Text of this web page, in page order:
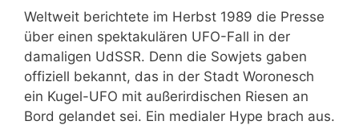
Weltweit berichtete im Herbst 1989 die Presse
über einen spektakulären UFO-Fall in der
damaligen UdSSR. Denn die Sowjets gaben
offiziell bekannt, das in der Stadt Woronesch
ein Kugel-UFO mit außerirdischen Riesen an
Bord gelandet sei. Ein medialer Hype brach aus.